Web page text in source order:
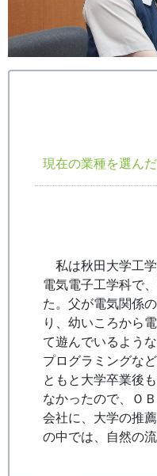
現在の業種を選ん
私は秋田大学工学
電気電子工学科で
た。父が電気関係
り、幼いころから
て遊んでいるよう
プログラミングな
ともと大学卒業後
なかったので、Ｏ
会社に、大学の推
の中では、自然の